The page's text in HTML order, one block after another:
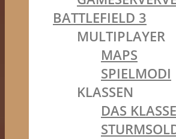
BATTLEFIELD 3
MULTIPLAYER
MAPS
SPIELMODI
KLASSEN
DAS